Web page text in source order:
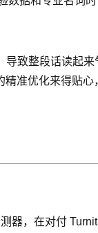
致整段话读起
准优化来得贴心
器，在对付